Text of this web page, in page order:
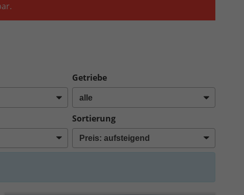
Getriebe
Sortierung